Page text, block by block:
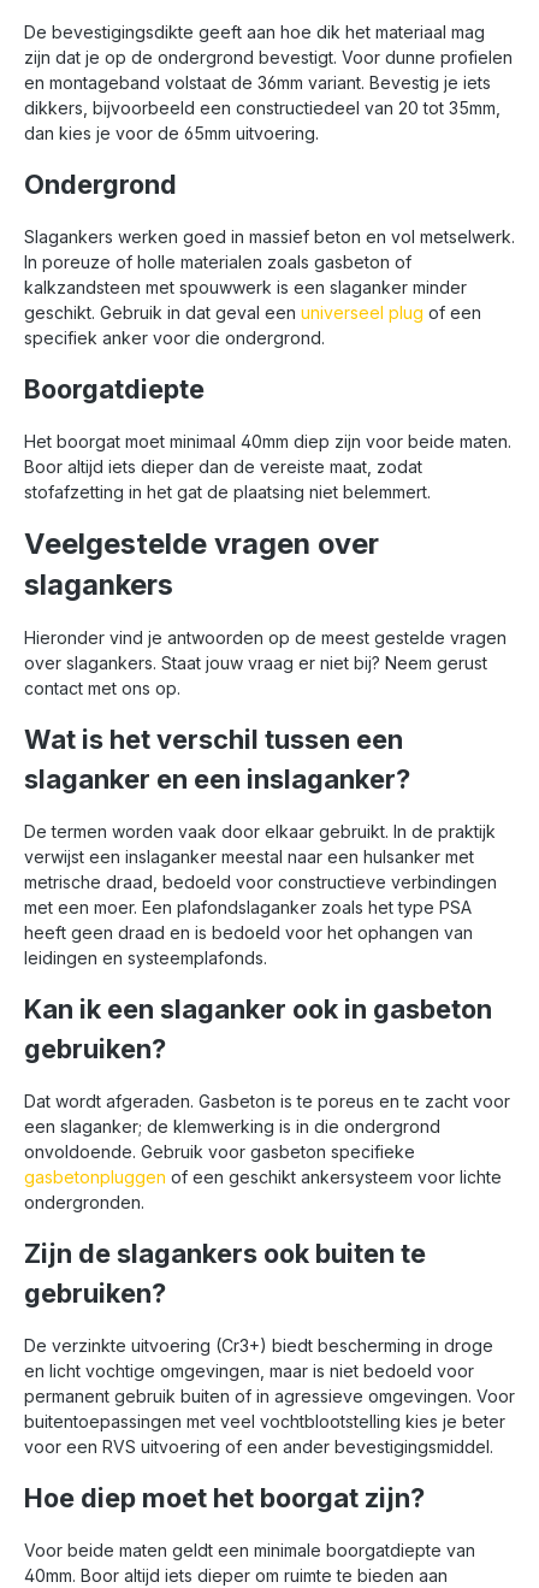
De bevestigingsdikte geeft aan hoe dik het materiaal mag
zijn dat je op de ondergrond bevestigt. Voor dunne profielen
en montageband volstaat de 36mm variant. Bevestig je iets
dikkers, bijvoorbeeld een constructiedeel van 20 tot 35mm,
dan kies je voor de 65mm uitvoering.
Ondergrond
Slagankers werken goed in massief beton en vol metselwerk.
In poreuze of holle materialen zoals gasbeton of
kalkzandsteen met spouwwerk is een slaganker minder
geschikt. Gebruik in dat geval een universeel plug of een
specifiek anker voor die ondergrond.
Boorgatdiepte
Het boorgat moet minimaal 40mm diep zijn voor beide maten.
Boor altijd iets dieper dan de vereiste maat, zodat
stofafzetting in het gat de plaatsing niet belemmert.
Veelgestelde vragen over
slagankers
Hieronder vind je antwoorden op de meest gestelde vragen
over slagankers. Staat jouw vraag er niet bij? Neem gerust
contact met ons op.
Wat is het verschil tussen een
slaganker en een inslaganker?
De termen worden vaak door elkaar gebruikt. In de praktijk
verwijst een inslaganker meestal naar een hulsanker met
metrische draad, bedoeld voor constructieve verbindingen
met een moer. Een plafondslaganker zoals het type PSA
heeft geen draad en is bedoeld voor het ophangen van
leidingen en systeemplafonds.
Kan ik een slaganker ook in gasbeton
gebruiken?
Dat wordt afgeraden. Gasbeton is te poreus en te zacht voor
een slaganker; de klemwerking is in die ondergrond
onvoldoende. Gebruik voor gasbeton specifieke
gasbetonpluggen of een geschikt ankersysteem voor lichte
ondergronden.
Zijn de slagankers ook buiten te
gebruiken?
De verzinkte uitvoering (Cr3+) biedt bescherming in droge
en licht vochtige omgevingen, maar is niet bedoeld voor
permanent gebruik buiten of in agressieve omgevingen. Voor
buitentoepassingen met veel vochtblootstelling kies je beter
voor een RVS uitvoering of een ander bevestigingsmiddel.
Hoe diep moet het boorgat zijn?
Voor beide maten geldt een minimale boorgatdiepte van
40mm. Boor altijd iets dieper om ruimte te bieden aan